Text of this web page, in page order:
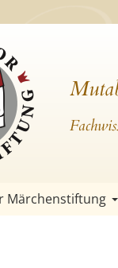
Märchenstiftung